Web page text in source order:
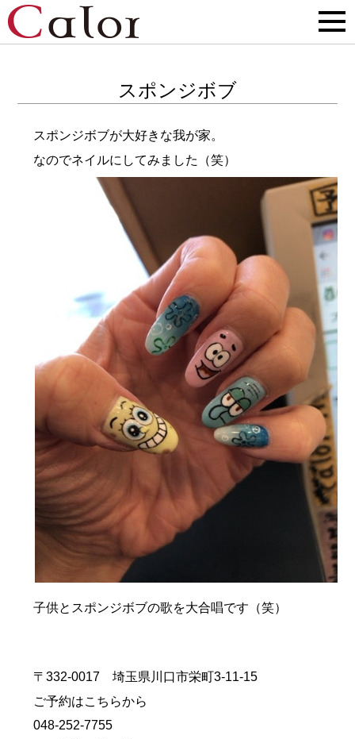
スポンジボブ
スポンジボブが大好きな我が家。
なのでネイルにしてみました（笑）
子供とスポンジボブの歌を大合唱です（笑）
〒332-0017 埼玉県川口市栄町3-11-15
ご予約はこちらから
048-252-7755